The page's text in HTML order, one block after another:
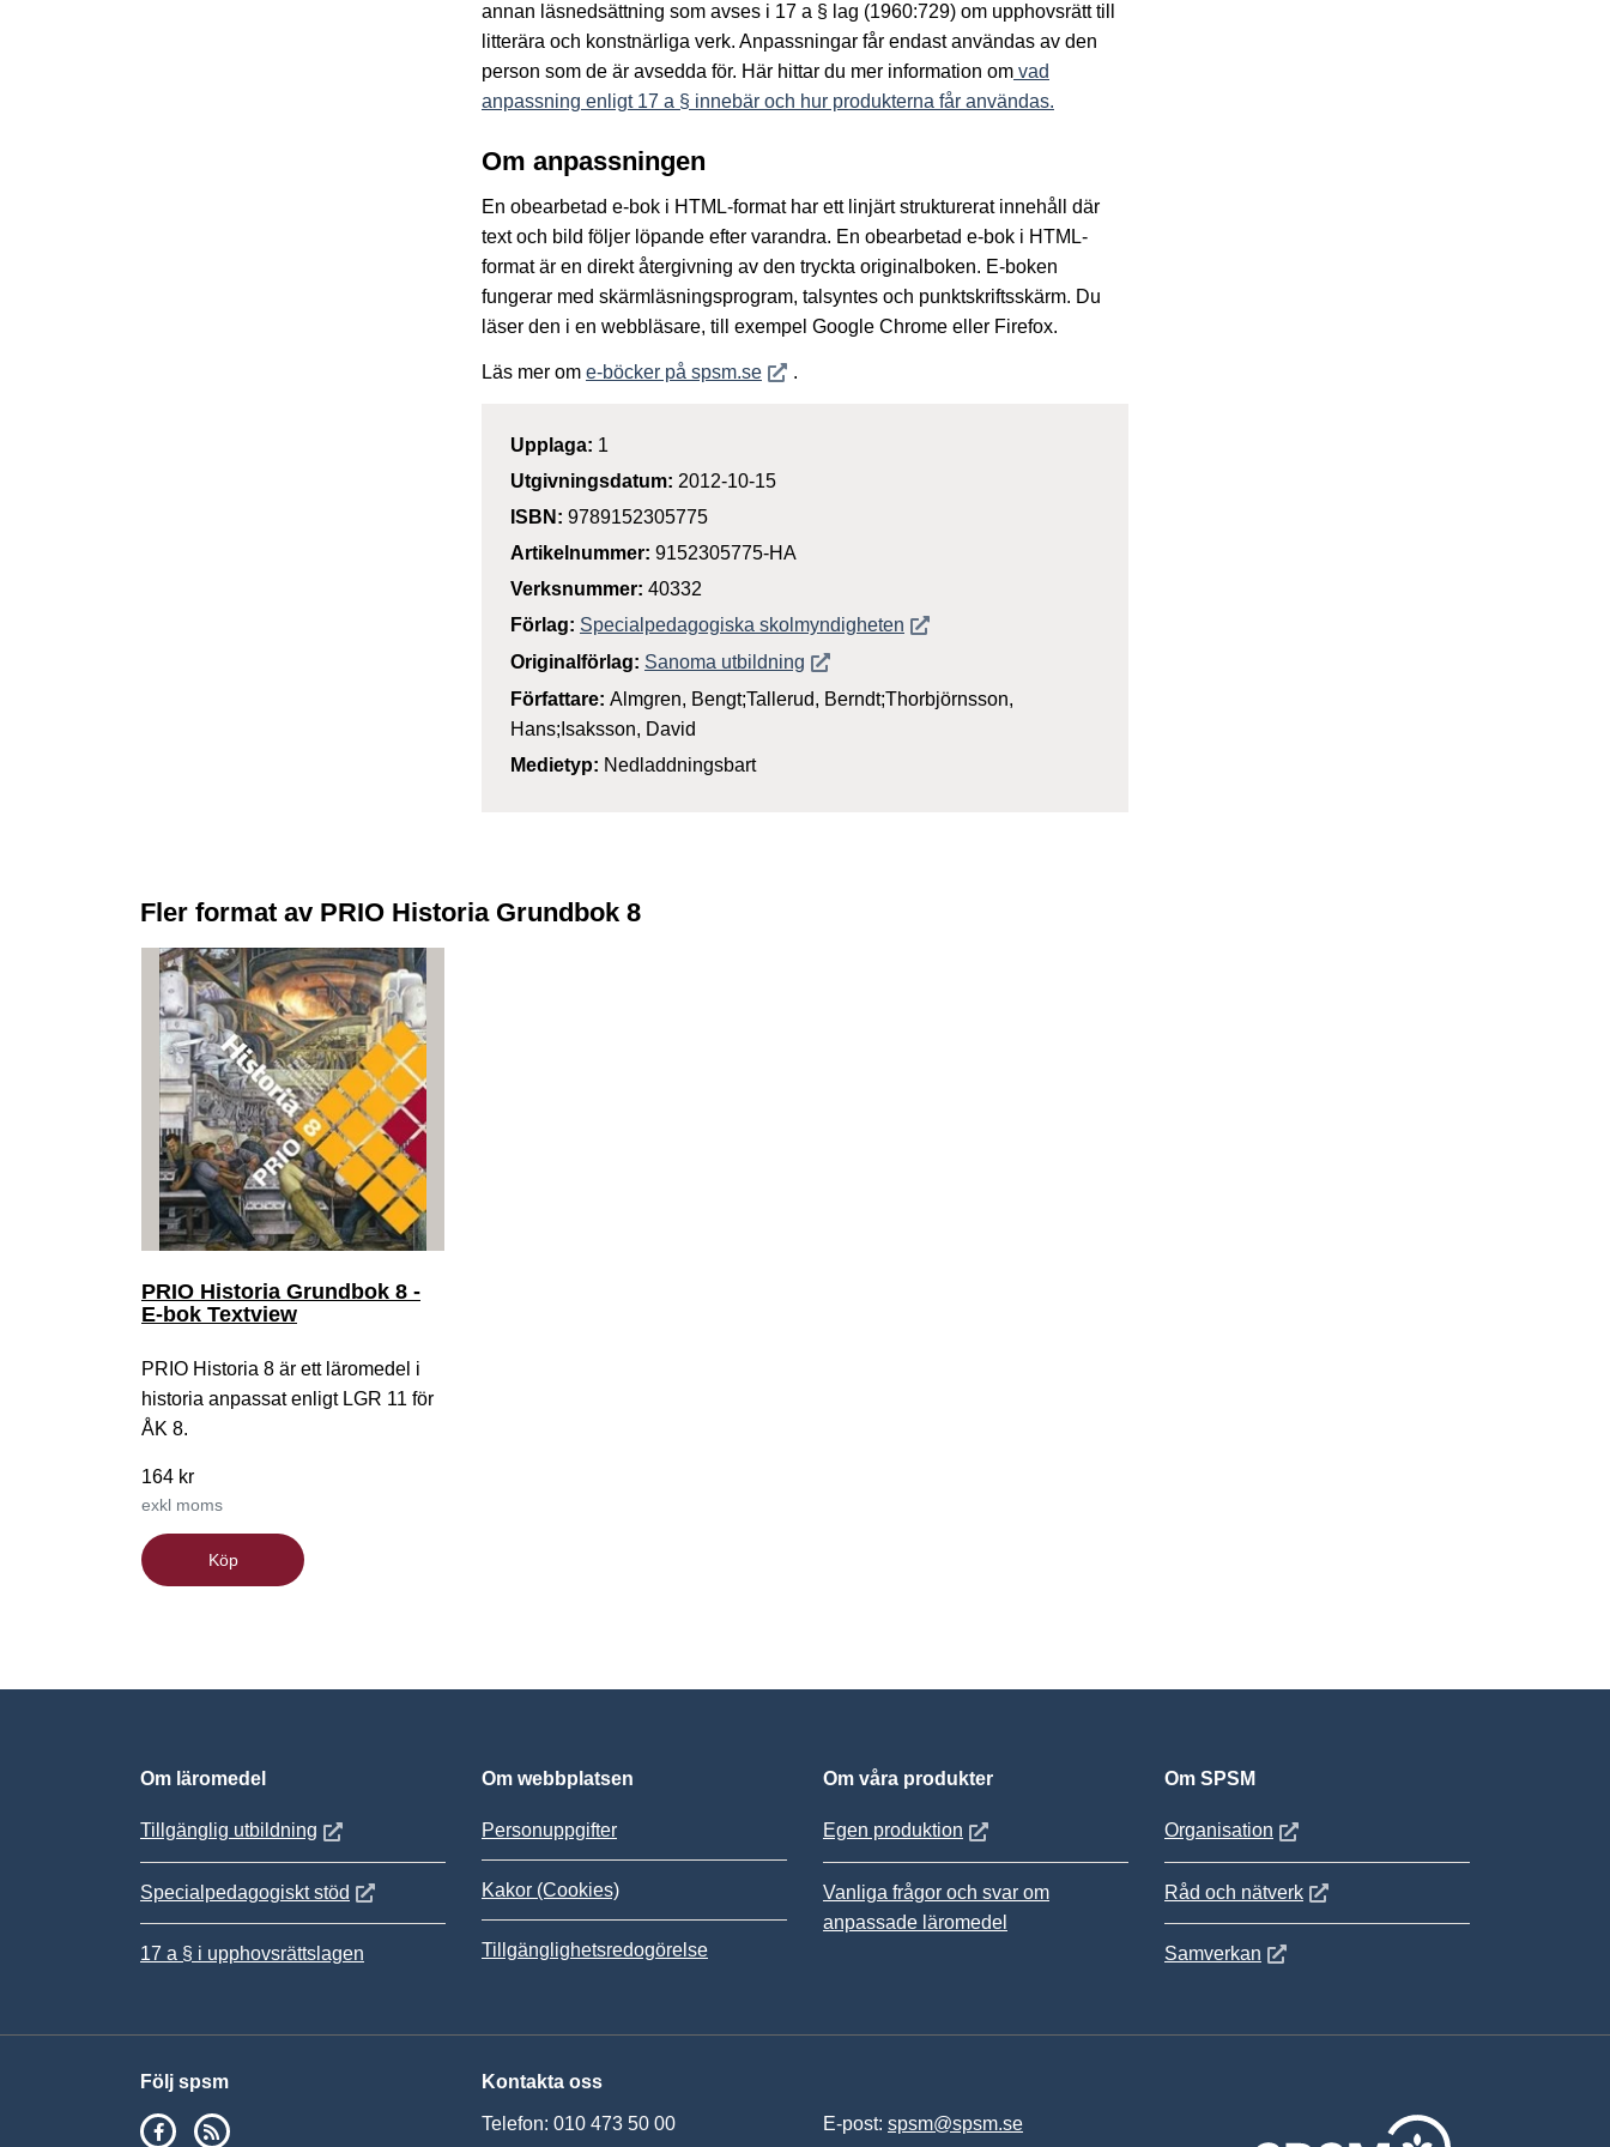
annan läsnedsättning som avses i 17 a § lag (1960:729) om upphovsrätt till
litterära och konstnärliga verk. Anpassningar får endast användas av den
person som de är avsedda för. Här hittar du mer information omvad
anpassning enligt 17 a § innebär och hur produkterna får användas.
Om anpassningen
En obearbetad e-bok i HTML-format har ett linjärt strukturerat innehåll där
text och bild följer löpande efter varandra. En obearbetad e-bok i HTML-
format är en direkt återgivning av den tryckta originalboken. E-boken
fungerar med skärmläsningsprogram, talsyntes och punktskriftsskärm. Du
läser den i en webbläsare, till exempel Google Chrome eller Firefox.
Läs mer om e-böcker på spsm.seÖppnas i nytt fönster
.
Upplaga: 1
Utgivningsdatum: 2012-10-15
ISBN: 9789152305775
Artikelnummer: 9152305775-HA
Verksnummer: 40332
Förlag: Specialpedagogiska skolmyndighetenÖppnas i nytt fönster
Originalförlag: Sanoma utbildningÖppnas i nytt fönster
Författare: Almgren, Bengt;Tallerud, Berndt;Thorbjörnsson,
Hans;Isaksson, David
Medietyp: Nedladdningsbart
Fler format av PRIO Historia Grundbok 8
PRIO Historia Grundbok 8 -
E-bok Textview
PRIO Historia 8 är ett läromedel i
historia anpassat enligt LGR 11 för
ÅK 8.
164 kr
exkl moms
Köp
Om läromedel
Tillgänglig utbildning Öppnas i nytt fönster
Specialpedagogiskt stöd Öppnas i nytt fönster
17 a § i upphovsrättslagen
Om webbplatsen
Personuppgifter
Kakor (Cookies)
Tillgänglighetsredogörelse
Om våra produkter
Egen produktion Öppnas i nytt fönster
Vanliga frågor och svar om
anpassade läromedel
Om SPSM
Organisation Öppnas i nytt fönster
Råd och nätverkÖppnas i nytt fönster
Samverkan Öppnas i nytt fönster
Följ spsm
SPSM på Facebook
Kontakta oss
Telefon: 010 473 50 00 E-post: spsm@spsm.se